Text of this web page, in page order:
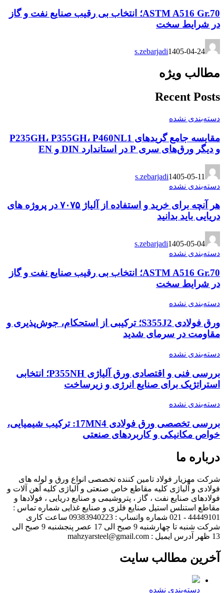
ASTM A516 Gr.70؛ انتخاب بی رقیب صنایع نفت و گاز
در شرایط سخت
s.zebarjadi1405-04-24
مطالب ویژه
Recent Posts
دسته‌بندی نشده
مقایسه جامع گریدهای P235GH، P355GH، P460NL1
و دیگر ورق‌های سری P در استاندارد DIN و EN
s.zebarjadi1405-05-11
دسته‌بندی نشده
هر آنچه برای خرید و استفاده از آلیاژ ۷۰۷۵ در پروژه های
دریایی باید بدانید
s.zebarjadi1405-05-04
دسته‌بندی نشده
ASTM A516 Gr.70؛ انتخاب بی رقیب صنایع نفت و گاز
در شرایط سخت
دسته‌بندی نشده
ورق فولادی S355J2؛ ترکیبی از استحکام، جوش‌پذیری و
مقاومت در سرمای شدید
دسته‌بندی نشده
بررسی فنی و اقتصادی ورق آلیاژی P355NH؛ انتخابی
استراتژیک برای صنایع انرژی و زیرساخت
دسته‌بندی نشده
بررسی تخصصی ورق فولادی 17MN4: ترکیب شیمیایی،
خواص مکانیکی و کاربردهای صنعتی
درباره ما
شرکت مهزیار فولاد تامین کننده تخصصی انواع ورق و لوله های
فولادی و آلیاژی کلیه مقاطع خاص صنعتی و آلیاژی کلیه آهن آلات و
فولادهای صنایع نفت ، گاز ، پتروشیمی و صنایع دریایی ، فولادها و
مقاطع استنلس استیل صنایع فلزی و صنایع غذایی شماره تماس :
44449101 - 021 شماره واتساپ : 09383940223 ساعت کاری
شرکت شنبه تا چهارشنبه 9 صبح الی 17 عصر پنجشنبه 9 صبح الی
13 ظهر آدرس ایمیل : mahzyarsteel@gmail.com
آخرین مطالب سایت
دسته‌بندی نشده